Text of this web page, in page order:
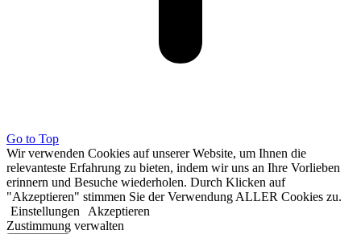
Go to Top
Wir verwenden Cookies auf unserer Website, um Ihnen die
relevanteste Erfahrung zu bieten, indem wir uns an Ihre Vorlieben
erinnern und Besuche wiederholen. Durch Klicken auf
"Akzeptieren" stimmen Sie der Verwendung ALLER Cookies zu.
Einstellungen
Akzeptieren
Zustimmung verwalten